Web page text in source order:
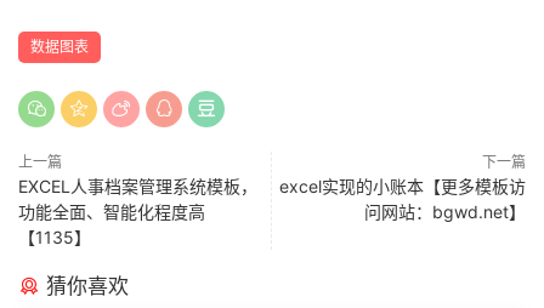
数据图表
上一篇
EXCEL人事档案管理系统模板，
功能全面、智能化程度高
【1135】
下一篇
excel实现的小账本【更多模板访
问网站：bgwd.net】
猜你喜欢